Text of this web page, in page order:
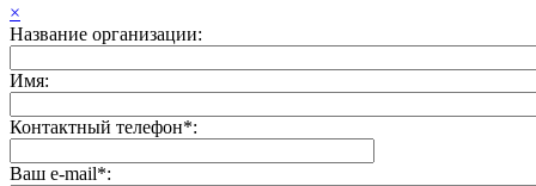
×
Название организации:
Имя:
Контактный телефон*:
Ваш e-mail*: